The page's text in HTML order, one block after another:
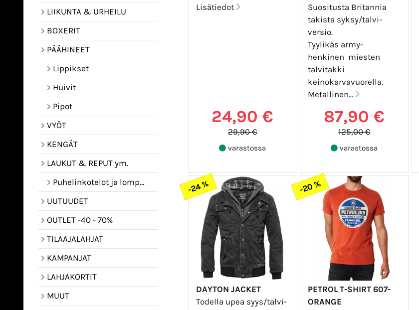
LIIKUNTA & URHEILU
BOXERIT
PÄÄHINEET
Lippikset
Huivit
Pipot
VYÖT
KENGÄT
LAUKUT & REPUT ym.
Puhelinkotelot ja lompakot
UUTUUDET
OUTLET -40 - 70%
TILAAJALAHJAT
KAMPANJAT
LAHJAKORTIT
MUUT
Lisätiedot
24,90 €
29,90 €
varastossa
Suositusta Britannia
takista syksy/talvi-
versio.
Tyylikäs army-
henkinen miesten
talvitakki
keinokarvavuorella.
Metallinen...
87,90 €
125,00 €
varastossa
-24 %
DAYTON JACKET
Todella upea syys/talvi-
-20 %
PETROL T-SHIRT 607-
ORANGE